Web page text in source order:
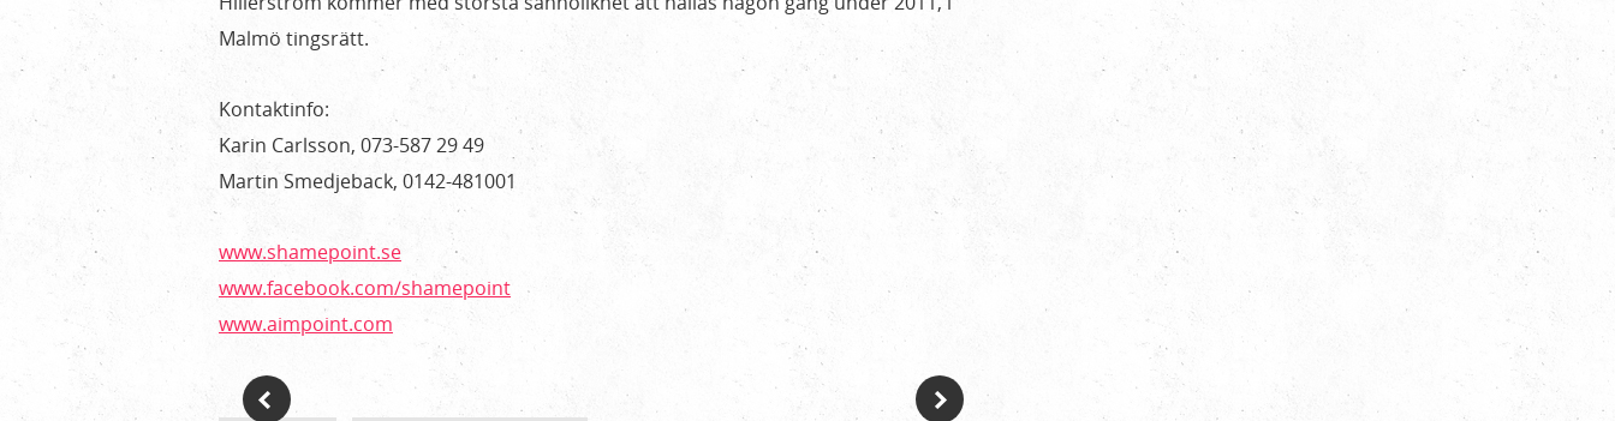
Malmö tingsrätt.
Kontaktinfo:
Karin Carlsson, 073-587 29 49
Martin Smedjeback, 0142-481001
www.shamepoint.se
www.facebook.com/shamepoint
www.aimpoint.com